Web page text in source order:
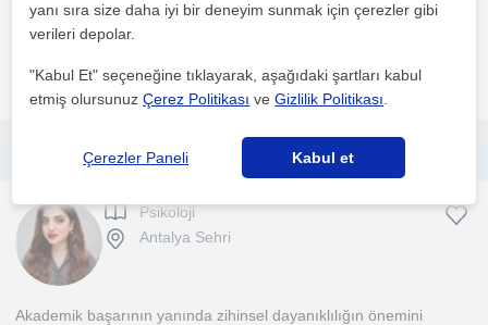
1. ders ücretsiz
daha fazlasını gör Ücretsiz iletişime geç
Sınava hazırlık sürecinde akademik danışmanlık
Psikoloji
Antalya Sehri
Akademik başarının yanında zihinsel dayanıklılığın önemini
yanı sıra size daha iyi bir deneyim sunmak için çerezler gibi
verileri depolar.
"Kabul Et" seçeneğine tıklayarak, aşağıdaki şartları kabul
etmiş olursunuzÇerez Politikası veGizlilik Politikası
Çerezler Paneli Kabul et